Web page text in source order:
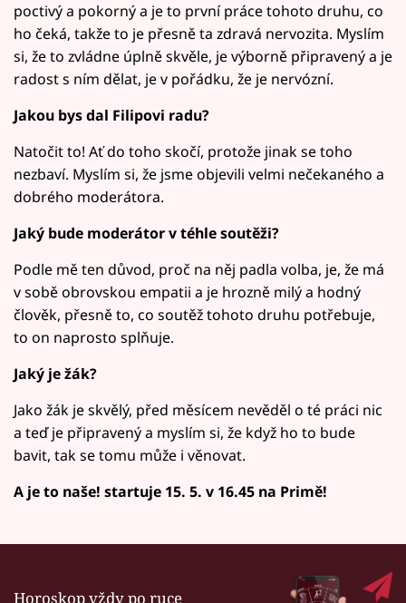
poctivý a pokorný a je to první práce tohoto druhu, co
ho čeká, takže to je přesně ta zdravá nervozita. Myslím
si, že to zvládne úplně skvěle, je výborně připravený a je
radost s ním dělat, je v pořádku, že je nervózní.
Jakou bys dal Filipovi radu?
Natočit to! Ať do toho skočí, protože jinak se toho
nezbaví. Myslím si, že jsme objevili velmi nečekaného a
dobrého moderátora.
Jaký bude moderátor v téhle soutěži?
Podle mě ten důvod, proč na něj padla volba, je, že má
v sobě obrovskou empatii a je hrozně milý a hodný
člověk, přesně to, co soutěž tohoto druhu potřebuje,
to on naprosto splňuje.
Jaký je žák?
Jako žák je skvělý, před měsícem nevěděl o té práci nic
a teď je připravený a myslím si, že když ho to bude
bavit, tak se tomu může i věnovat.
A je to naše! startuje 15. 5. v 16.45 na Primě!
Horoskop vždy po ruce